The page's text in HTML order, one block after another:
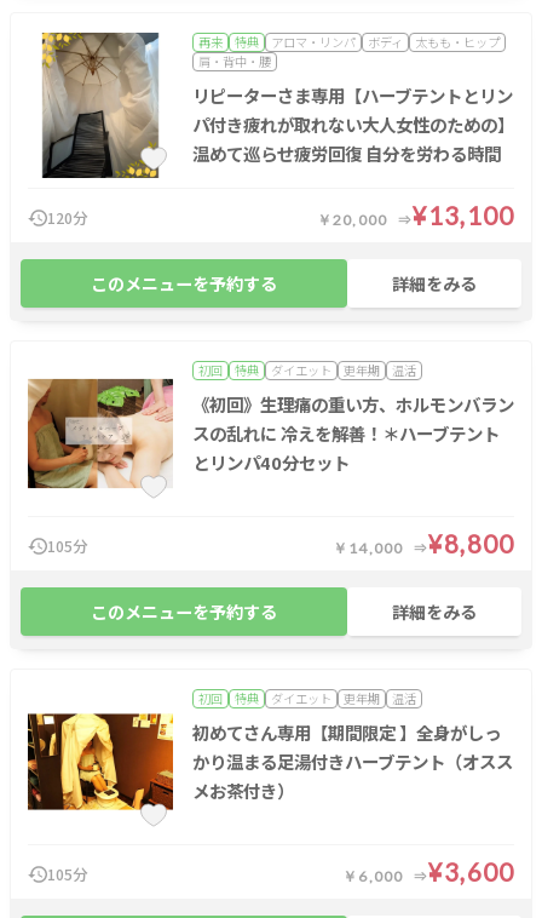
再来 特典 アロマ・リンパ ボディ
太もも・ヒップ
肩・背中・腰
リピーターさま専用【ハーブテントとリン
パ付き疲れが取れない大人女性のための】
温めて巡らせ疲労回復 自分を労わる時間
120分 ￥20,000 ¥13,100
このメニューを予約する 詳細をみる
初回 特典 ダイエット 更年期 温活
《初回》生理痛の重い方、ホルモンバラン
スの乱れに 冷えを解善！＊ハーブテント
とリンパ40分セット
105分 ￥14,000 ¥8,800
このメニューを予約する 詳細をみる
初回 特典 ダイエット 更年期 温活
初めてさん専用【期間限定 】全身がしっ
かり温まる足湯付きハーブテント（オスス
メお茶付き）
105分 ￥6,000 ¥3,600